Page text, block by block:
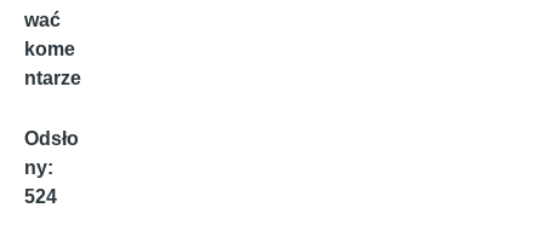
wać
kome
ntarze
Odsło
ny:
524